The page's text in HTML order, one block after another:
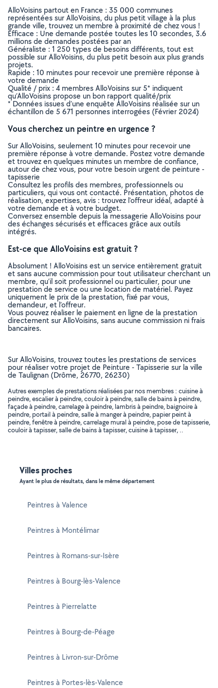
AlloVoisins partout en France : 35 000 communes
représentées sur AlloVoisins, du plus petit village à la plus
grande ville, trouvez un membre à proximité de chez vous !
Efficace : Une demande postée toutes les 10 secondes, 3.6
millions de demandes postées par an
Généraliste : 1 250 types de besoins différents, tout est
possible sur AlloVoisins, du plus petit besoin aux plus grands
projets.
Rapide : 10 minutes pour recevoir une première réponse à
votre demande
Qualité / prix : 4 membres AlloVoisins sur 5* indiquent
qu’AlloVoisins propose un bon rapport qualité/prix
* Données issues d’une enquête AlloVoisins réalisée sur un
échantillon de 5 671 personnes interrogées (Février 2024)
Vous cherchez un peintre en urgence ?
Sur AlloVoisins, seulement 10 minutes pour recevoir une
première réponse à votre demande. Postez votre demande
et trouvez en quelques minutes un membre de confiance,
autour de chez vous, pour votre besoin urgent de peinture -
tapisserie
Consultez les profils des membres, professionnels ou
particuliers, qui vous ont contacté. Présentation, photos de
réalisation, expertises, avis : trouvez l'offreur idéal, adapté à
votre demande et à votre budget.
Conversez ensemble depuis la messagerie AlloVoisins pour
des échanges sécurisés et efficaces grâce aux outils
intégrés.
Est-ce que AlloVoisins est gratuit ?
Absolument ! AlloVoisins est un service entièrement gratuit
et sans aucune commission pour tout utilisateur cherchant un
membre, qu’il soit professionnel ou particulier, pour une
prestation de service ou une location de matériel. Payez
uniquement le prix de la prestation, fixé par vous,
demandeur, et l’offreur.
Vous pouvez réaliser le paiement en ligne de la prestation
directement sur AlloVoisins, sans aucune commission ni frais
bancaires.
Sur AlloVoisins, trouvez toutes les prestations de services
pour réaliser votre projet de Peinture - Tapisserie sur la ville
de Taulignan (Drôme, 26770, 26230)
Autres exemples de prestations réalisées par nos membres : cuisine à
peindre, escalier à peindre, couloir à peindre, salle de bains à peindre,
façade à peindre, carrelage à peindre, lambris à peindre, baignoire à
peindre, portail à peindre, salle à manger à peindre, papier peint à
peindre, fenêtre à peindre, carrelage mural à peindre, pose de tapisserie,
couloir à tapisser, salle de bains à tapisser, cuisine à tapisser, ..
Villes proches
Ayant le plus de résultats, dans le même département
Peintres à Valence
Peintres à Montélimar
Peintres à Romans-sur-Isère
Peintres à Bourg-lès-Valence
Peintres à Pierrelatte
Peintres à Bourg-de-Péage
Peintres à Livron-sur-Drôme
Peintres à Portes-lès-Valence